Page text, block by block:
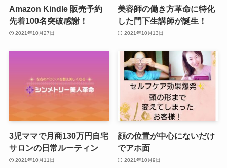
Amazon Kindle 販売予約
先着100名突破感謝！
2021年10月27日
美容師の働き方革命に特化
した門下生講師が誕生！
2021年10月13日
3児ママで月商130万円自宅
サロンの日常ルーティン
2021年10月11日
顔の位置が中心にないだけ
でアホ面
2021年10月9日